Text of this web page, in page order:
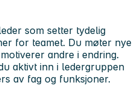
som setter tydelig
for teamet. Du møter nye
andre i endring.
aktivt inn i ledergruppen
av fag og funksjoner.